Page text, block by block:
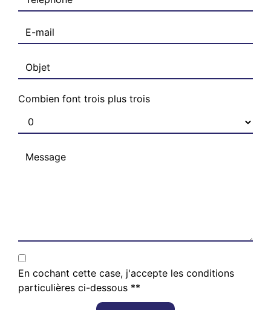
Combien font trois plus trois
En cochant cette case, j'accepte les conditions
particulières ci-dessous **